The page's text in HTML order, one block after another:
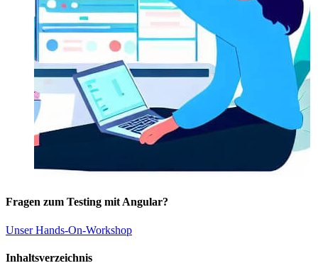
Fragen zum Testing mit Angular?
Unser Hands-On-Workshop
Inhaltsverzeichnis